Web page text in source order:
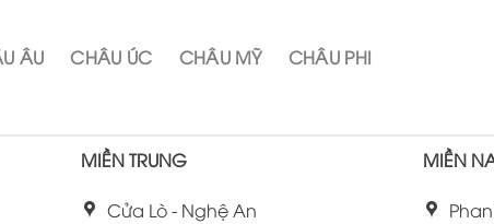
ÂU CHÂU ÚC CHÂU MỸ CHÂU PHI
MIỀN TRUNG
Cửa Lò - Nghệ An
MIỀN